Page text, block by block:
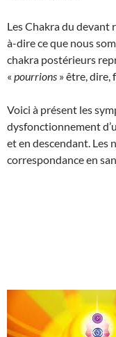
Les Chakra du devant
à-dire ce que nous
chakra postérieurs
« pourrions » être, dire,
Voici à présent les
dysfonctionnement
et en descendant. Les
correspondance en